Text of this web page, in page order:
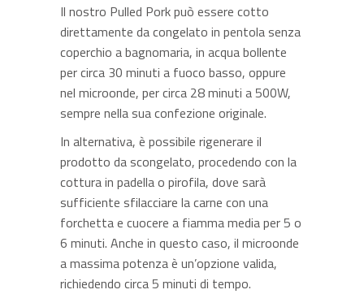
Il nostro Pulled Pork può essere cotto
direttamente da congelato in pentola senza
coperchio a bagnomaria, in acqua bollente
per circa 30 minuti a fuoco basso, oppure
nel microonde, per circa 28 minuti a 500W,
sempre nella sua confezione originale.
In alternativa, è possibile rigenerare il
prodotto da scongelato, procedendo con la
cottura in padella o pirofila, dove sarà
sufficiente sfilacciare la carne con una
forchetta e cuocere a fiamma media per 5 o
6 minuti. Anche in questo caso, il microonde
a massima potenza è un’opzione valida,
richiedendo circa 5 minuti di tempo.